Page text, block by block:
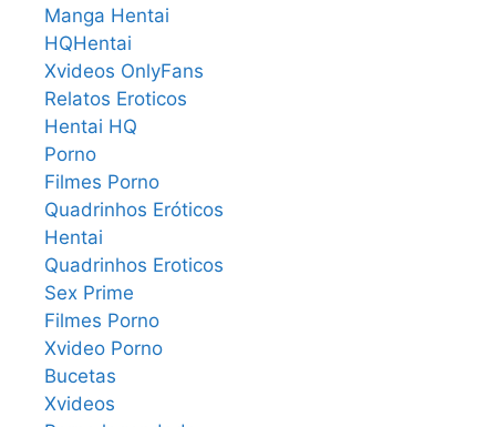
Manga Hentai
HQHentai
Xvideos OnlyFans
Relatos Eroticos
Hentai HQ
Porno
Filmes Porno
Quadrinhos Eróticos
Hentai
Quadrinhos Eroticos
Sex Prime
Filmes Porno
Xvideo Porno
Bucetas
Xvideos